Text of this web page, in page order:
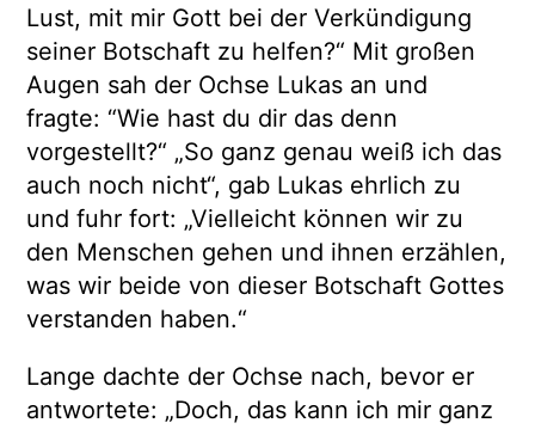
Lust, mit mir Gott bei der Verkündigung
seiner Botschaft zu helfen?“ Mit großen
Augen sah der Ochse Lukas an und
fragte: “Wie hast du dir das denn
vorgestellt?“ „So ganz genau weiß ich das
auch noch nicht“, gab Lukas ehrlich zu
und fuhr fort: „Vielleicht können wir zu
den Menschen gehen und ihnen erzählen,
was wir beide von dieser Botschaft Gottes
verstanden haben.“
Lange dachte der Ochse nach, bevor er
antwortete: „Doch, das kann ich mir ganz